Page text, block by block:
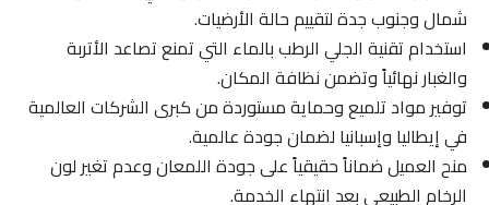
شمال وجنوب جدة لتقييم حالة الأرضيات.
استخدام تقنية الجلي الرطب بالماء التي تمنع تصاعد الأتربة
والغبار نهائياً وتضمن نظافة المكان.
توفير مواد تلميع وحماية مستوردة من كبرى الشركات العالمية
في إيطاليا وإسبانيا لضمان جودة عالمية.
منح العميل ضماناً حقيقياً على جودة اللمعان وعدم تغير لون
الرخام الطبيعي بعد انتهاء الخدمة.